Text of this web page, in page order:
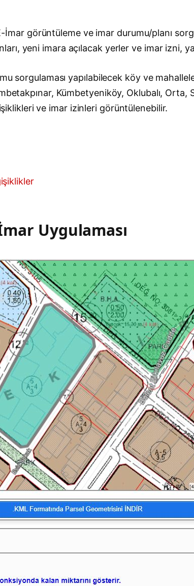
İmar görüntüleme ve imar durumu/planı
yeni imara açılacak yerler ve imar izni,
sorgulaması yapılabilecek köy ve
Kümbetyeniköy, Oklubalı, Orta,
ve imar izinleri görüntülenebilir.
Uygulaması